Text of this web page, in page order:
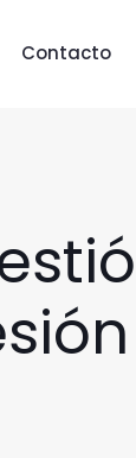
Contacto